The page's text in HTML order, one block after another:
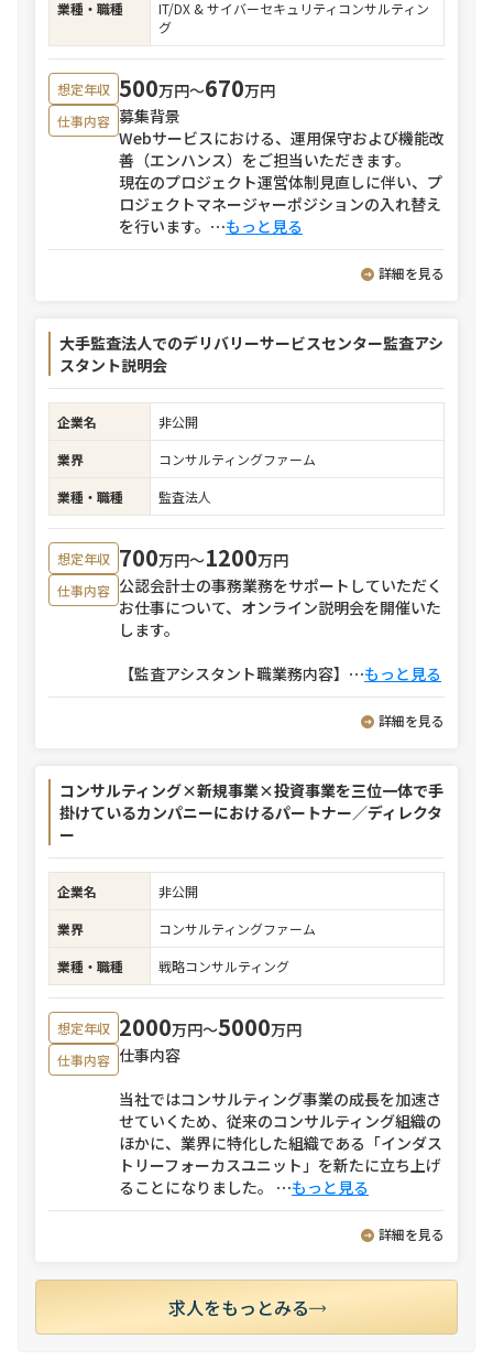
業種・職種
IT/DX & サイバーセキュリティコンサルティン
グ
想定年収 500万円〜670万円
仕事内容 募集背景
Webサービスにおける、運用保守および機能改
善（エンハンス）をご担当いただきます。
現在のプロジェクト運営体制見直しに伴い、プ
ロジェクトマネージャーポジションの入れ替え
を行います。 ⋯もっと見る
詳細を見る
大手監査法人でのデリバリーサービスセンター監査アシ
スタント説明会
企業名
非公開
業界
コンサルティングファーム
業種・職種
監査法人
想定年収 700万円〜1200万円
仕事内容 公認会計士の事務業務をサポートしていただく
お仕事について、オンライン説明会を開催いた
します。
【監査アシスタント職業務内容】 ⋯もっと見る
詳細を見る
コンサルティング×新規事業×投資事業を三位一体で手
掛けているカンパニーにおけるパートナー／ディレクタ
ー
企業名
非公開
業界
コンサルティングファーム
業種・職種
戦略コンサルティング
想定年収 2000万円〜5000万円
仕事内容 仕事内容
当社ではコンサルティング事業の成長を加速さ
せていくため、従来のコンサルティング組織の
ほかに、業界に特化した組織である「インダス
トリーフォーカスユニット」を新たに立ち上げ
ることになりました。 ⋯もっと見る
詳細を見る
求人をもっとみる